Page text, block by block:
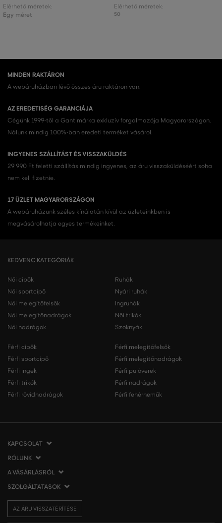
Elérhető méretek:
Egy méret
Elérhető méretek:
50
MINDEN RAKTÁRON
A webáruházban lévő összes áru raktáron van.
AZ EREDETISÉG GARANCIÁJA
Cégünk 1999-től a Gant márka exkluzív forgalmazója Magyarországon.
Nálunk mindig 100%-ban eredeti terméket vásárol.
INGYENES SZÁLLÍTÁST ÉS VISSZAKÜLDÉS
29 990 Ft feletti szállítás mindig ingyenes, az áru visszaküldéséért soha
nem kell fizetnie.
17 ÜZLET MAGYARORSZÁGON
A webáruházunk széles kínálatán kívül az üzleteinkben is
megvásárolhatja egyes termékeinket.
KEDVENC KATEGÓRIÁK
Női cipők
Női sportcipő
Női melegítőfelsők
Női melegítőnadrágok
Női nadrágok
Ruhák
Nyári ruhák
Ingruhák
Női trikók
Szoknyák
Férfi cipők
Férfi sportcipő
Férfi ingek
Férfi trikók
Férfi rövidnadrágok
Férfi melegítőfelsők
Férfi melegítőnadrágok
Férfi pulóverek
Férfi nadrágok
Férfi fehérneműk
KAPCSOLAT
VERMONT Services Slovakia s. r. o.
Vlčie hrdlo 53
821 07 Bratislava
tel.: 06 1 901 1901
info@eshopgant.hu
RÓLUNK
Cégünkről
Elérhetőség
Affiliate
A VÁSÁRLÁSRÓL
A vásárlás menete
Általános szerződési feltételek
Az áru visszatérítése/visszáru
SZOLGÁLTATASOK
Szállítás és fizetés
AZ ÁRU VISSZATÉRÍTÉSE